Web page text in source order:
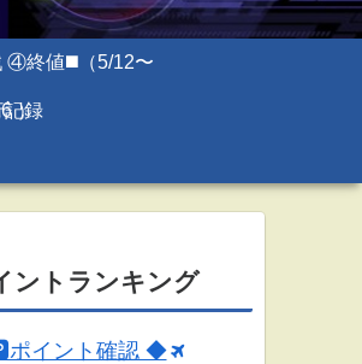
④終値◼️（5/12〜
）
記録
ントランキング
イント確認 ◆